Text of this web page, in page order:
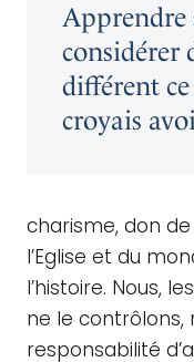
Apprendre
considérer
différent
croyais
charisme, don de
l’Eglise et du
l’histoire. Nous,
ne le contrôlons,
responsabilité